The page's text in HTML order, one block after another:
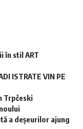
în stil ART
ISTRATE VIN PE
Trpčeski
a deșeurilor ajung